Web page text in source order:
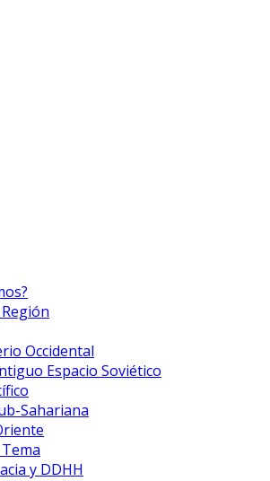
Occidental
Espacio Soviético
Sahariana
y DDHH